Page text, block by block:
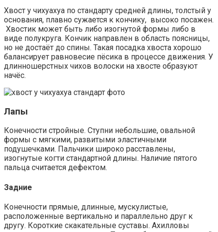
Хвост у чихуахуа по стандарту средней длины, толстый у
основания, плавно сужается к кончику, высоко посажен.
Хвостик может быть либо изогнутой формы либо в
виде полукруга. Кончик направлен в область поясницы,
но не достаёт до спины. Такая посадка хвоста хорошо
балансирует равновесие пёсика в процессе движения. У
длинношерстных чихов волоски на хвосте образуют
начёс.
Лапы
Конечности стройные. Ступни небольшие, овальной
формы с мягкими, развитыми эластичными
подушечками. Пальчики широко расставлены,
изогнутые когти стандартной длины. Наличие пятого
пальца считается дефектом.
Задние
Конечности прямые, длинные, мускулистые,
расположенные вертикально и параллельно друг к
другу. Короткие скакательные суставы. Ахилловы